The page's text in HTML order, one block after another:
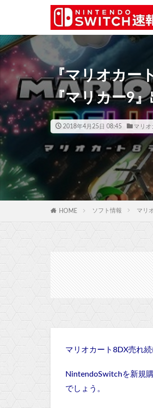
『マリオカー
『マリカー9
2018年4月25日 08:45 マリオ
HOME ソフト情報 マリ
マリオカート8DX売れ続
NintendoSwitchを新規
でしょう。